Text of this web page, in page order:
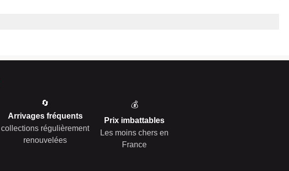
🔄
Arrivages fréquents
collections régulièrement
renouvelées
💰
Prix imbattables
Les moins chers en
France